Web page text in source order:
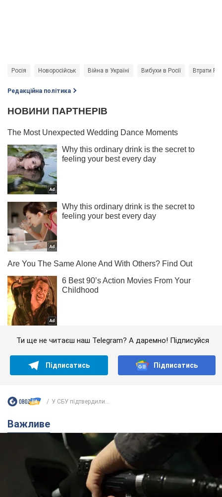
Росія Новоросійськ Війна в Україні Вибухи в Росії Втрати
Редакційна політика
Ти ще не читаєш наш Telegram? А даремно! Підписуйся
Підписатись Підписатись
У СБУ підтвердили...
Важливе